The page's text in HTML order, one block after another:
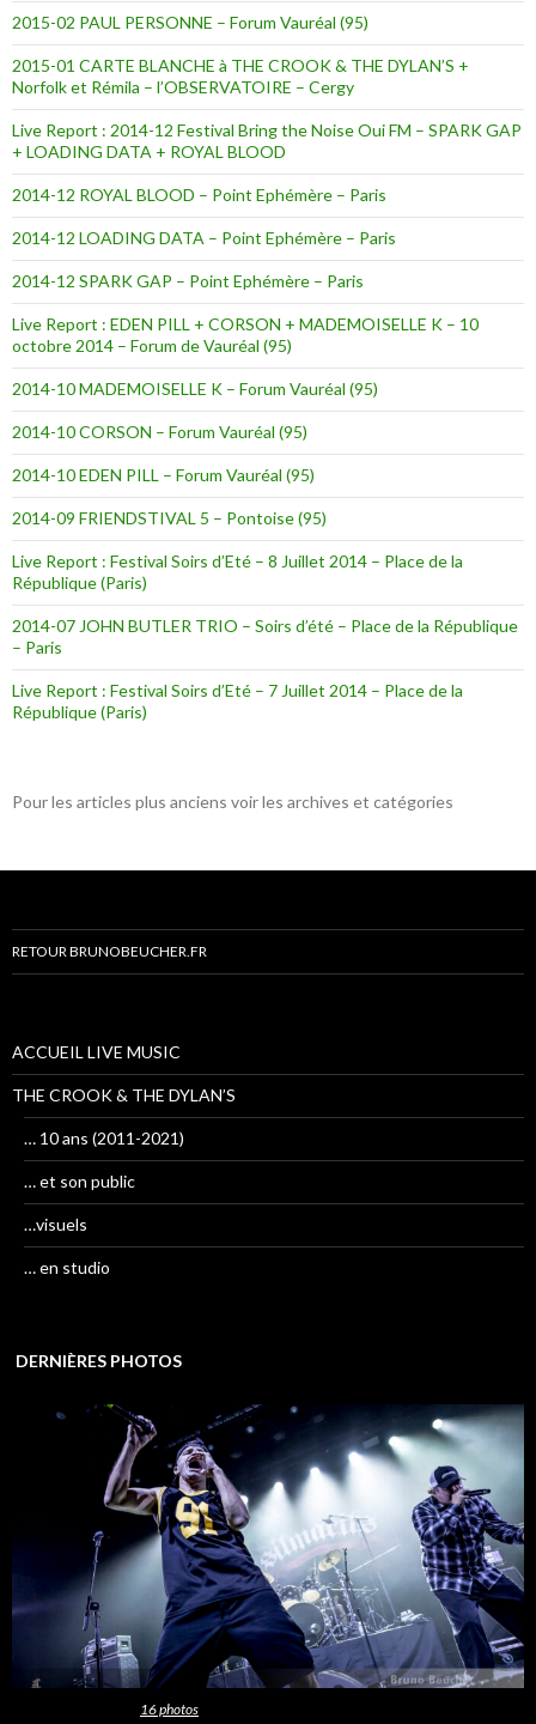
2015-02 PAUL PERSONNE – Forum Vauréal (95)
2015-01 CARTE BLANCHE à THE CROOK & THE DYLAN’S +
Norfolk et Rémila – l’OBSERVATOIRE – Cergy
Live Report : 2014-12 Festival Bring the Noise Oui FM – SPARK GAP
+ LOADING DATA + ROYAL BLOOD
2014-12 ROYAL BLOOD – Point Ephémère – Paris
2014-12 LOADING DATA – Point Ephémère – Paris
2014-12 SPARK GAP – Point Ephémère – Paris
Live Report : EDEN PILL + CORSON + MADEMOISELLE K – 10
octobre 2014 – Forum de Vauréal (95)
2014-10 MADEMOISELLE K – Forum Vauréal (95)
2014-10 CORSON – Forum Vauréal (95)
2014-10 EDEN PILL – Forum Vauréal (95)
2014-09 FRIENDSTIVAL 5 – Pontoise (95)
Live Report : Festival Soirs d’Eté – 8 Juillet 2014 – Place de la
République (Paris)
2014-07 JOHN BUTLER TRIO – Soirs d’été – Place de la République
– Paris
Live Report : Festival Soirs d’Eté – 7 Juillet 2014 – Place de la
République (Paris)
Pour les articles plus anciens voir les archives et catégories
RETOUR BRUNOBEUCHER.FR
ACCUEIL LIVE MUSIC
THE CROOK & THE DYLAN’S
… 10 ans (2011-2021)
… et son public
…visuels
… en studio
DERNIÈRES PHOTOS
16 photos